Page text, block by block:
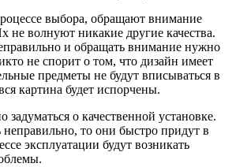
выбора, обращают внимание
не волнуют никакие другие качества.
и обращать внимание нужно
не спорит о том, что дизайн имеет
предметы не будут вписываться в
картина будет испорчены.
о качественной установке.
то они быстро придут в
эксплуатации будут возникать